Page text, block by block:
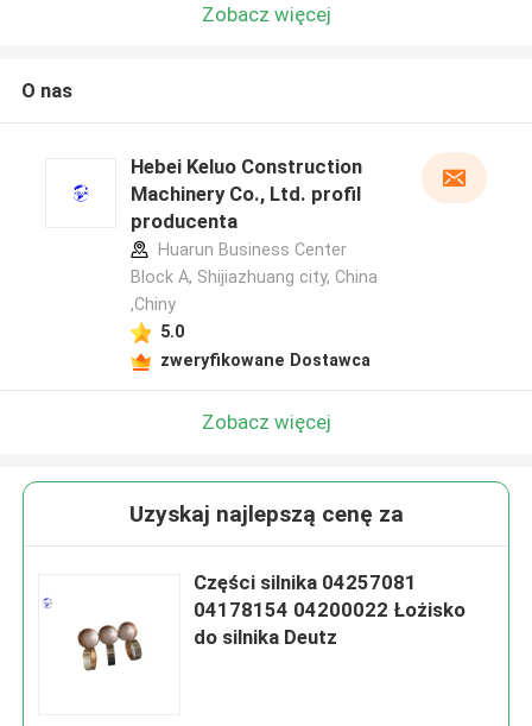
Zobacz więcej
O nas
Hebei Keluo Construction
Machinery Co., Ltd. profil
producenta
Huarun Business Center
Block A, Shijiazhuang city, China
,Chiny
5.0
zweryfikowane Dostawca
Zobacz więcej
Uzyskaj najlepszą cenę za
Części silnika 04257081
04178154 04200022 Łożisko
do silnika Deutz